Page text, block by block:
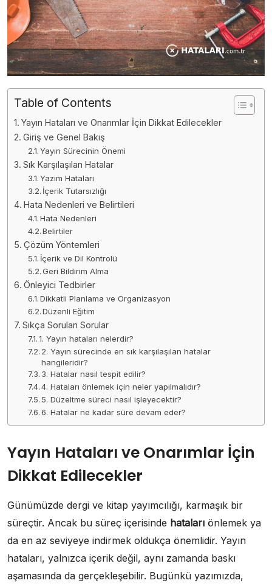
Table of Contents
Yayın Hataları ve Onarımlar İçin Dikkat Edilecekler
Giriş ve Genel Bakış
Yayın Sürecinin Önemi
Sık Karşılaşılan Hatalar
Yazım Hataları
İçerik Tutarsızlığı
Hata Nedenleri ve Belirtileri
Hata Nedenleri
Belirtiler
Çözüm Yöntemleri
İçerik ve Dil Kontrolü
Geri Bildirim Alma
Önleyici Tedbirler
Dikkatli Planlama ve Organizasyon
Düzenli Eğitim
Sıkça Sorulan Sorular
1. Yayın hataları nelerdir?
2. Yayın sürecinde en sık karşılaşılan hatalar
hangileridir?
3. Hatalar nasıl tespit edilir?
4. Hataları önlemek için neler yapılmalıdır?
5. Düzeltme süreci nasıl işleyecektir?
6. Hatalar ne kadar süre devam eder?
Yayın Hataları ve Onarımlar İçin
Dikkat Edilecekler
Günümüzde dergi ve kitap yayımcılığı, karmaşık bir
süreçtir. Ancak bu süreç içerisinde hataları önlemek ya
da en az seviyeye indirmek oldukça önemlidir. Yayın
hataları, yalnızca içerik değil, aynı zamanda baskı
aşamasında da gerçekleşebilir. Bugünkü yazımızda,